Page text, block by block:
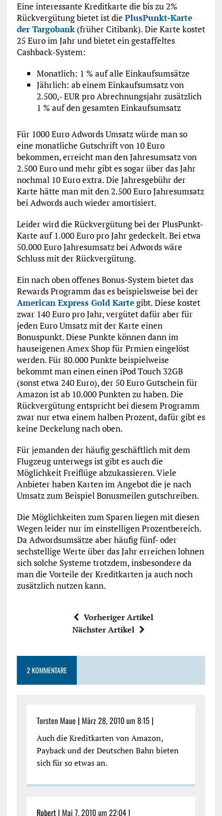
Eine interessante Kreditkarte die bis zu 2%
Rückvergütung bietet ist die PlusPunkt-Karte
der Targobank(früher Citibank). Die Karte kostet
25 Euro im Jahr und bietet ein gestaffeltes
Cashback-System:
Monatlich: 1 % auf alle Einkaufsumsätze
Jährlich: ab einem Einkaufsumsatz von
2.500,- EUR pro Abrechnungsjahr zusätzlich
1 % auf den gesamten Einkaufsumsatz
Für 1000 Euro Adwords Umsatz würde man so
eine monatliche Gutschrift von 10 Euro
bekommen, erreicht man den Jahresumsatz von
2.500 Euro und mehr gibt es sogar über das Jahr
nochmal 10 Euro extra. Die Jahresgebühr der
Karte hätte man mit den 2.500 Euro Jahresumsatz
bei Adwords auch wieder amortisiert.
Leider wird die Rückvergütung bei der PlusPunkt-
Karte auf 1.000 Euro pro Jahr gedeckelt. Bei etwa
50.000 Euro Jahresumsatz bei Adwords wäre
Schluss mit der Rückvergütung.
Ein nach oben offenes Bonus-System bietet das
Rewards Programm das es beispielsweise bei der
American Express Gold Kartegibt. Diese kostet
zwar 140 Euro pro Jahr, vergütet dafür aber für
jeden Euro Umsatz mit der Karte einen
Bonuspunkt. Diese Punkte können dann im
hauseigenen Amex Shop für Prmien eingelöst
werden. Für 80.000 Punkte beispielweise
bekommt man einen einen iPod Touch 32GB
(sonst etwa 240 Euro), der 50 Euro Gutschein für
Amazon ist ab 10.000 Punkten zu haben. Die
Rückvergütung entspricht bei diesem Programm
zwar nur etwa einem halben Prozent, dafür gibt es
keine Deckelung nach oben.
Für jemanden der häufig geschäftlich mit dem
Flugzeug unterwegs ist gibt es auch die
Möglichkeit Freiflüge abzukassieren. Viele
Anbieter haben Karten im Angebot die je nach
Umsatz zum Beispiel Bonusmeilen gutschreiben.
Die Möglichkeiten zum Sparen liegen mit diesen
Wegen leider nur im einstelligen Prozentbereich.
Da Adwordsumsätze aber häufig fünf- oder
sechstellige Werte über das Jahr erreichen lohnen
sich solche Systeme trotzdem, insbesondere da
man die Vorteile der Kreditkarten ja auch noch
zusätzlich nutzen kann.
Vorheriger Artikel
Nächster Artikel
2 KOMMENTARE
Torsten Maue | März 28, 2010 um 8:15 |
Auch die Kreditkarten von Amazon,
Payback und der Deutschen Bahn bieten
sich für so etwas an.
Robert | Mai 7, 2010 um 22:04|